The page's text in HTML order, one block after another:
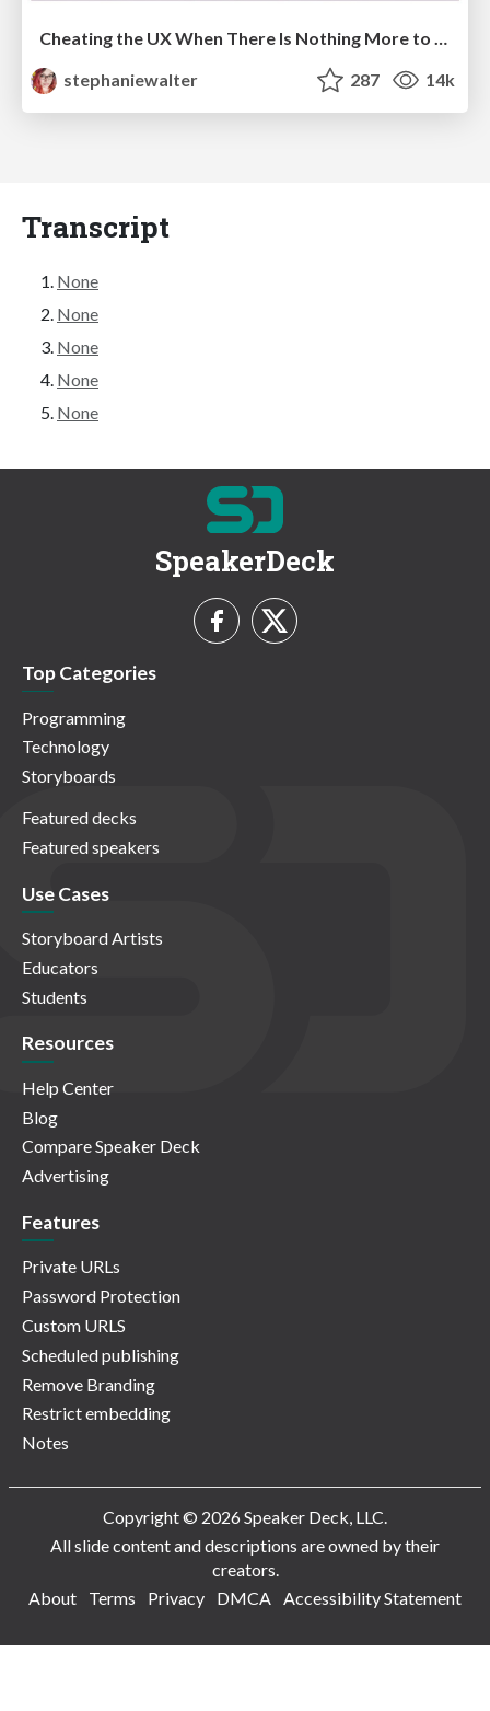
stephaniewalter
287 14k
Transcript
None
None
None
None
None
SpeakerDeck
Top Categories
Programming
Technology
Storyboards
Featured decks
Featured speakers
Use Cases
Storyboard Artists
Educators
Students
Resources
Help Center
Blog
Compare Speaker Deck
Advertising
Features
Private URLs
Password Protection
Custom URLS
Scheduled publishing
Remove Branding
Restrict embedding
Notes
Copyright © 2026 Speaker Deck, LLC.
All slide content and descriptions are owned by their
creators.
About
Terms Privacy DMCA Accessibility Statement